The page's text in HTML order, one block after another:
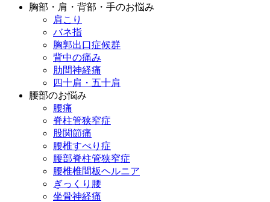
胸部・肩・背部・手のお悩み
肩こり
バネ指
胸郭出口症候群
背中の痛み
肋間神経痛
四十肩・五十肩
腰部のお悩み
腰痛
脊柱管狭窄症
股関節痛
腰椎すべり症
腰部脊柱管狭窄症
腰椎椎間板ヘルニア
ぎっくり腰
坐骨神経痛